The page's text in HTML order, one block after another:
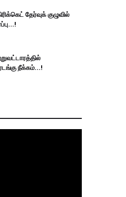
தேர்வுக் குழுவில்
நீக்கம்...!